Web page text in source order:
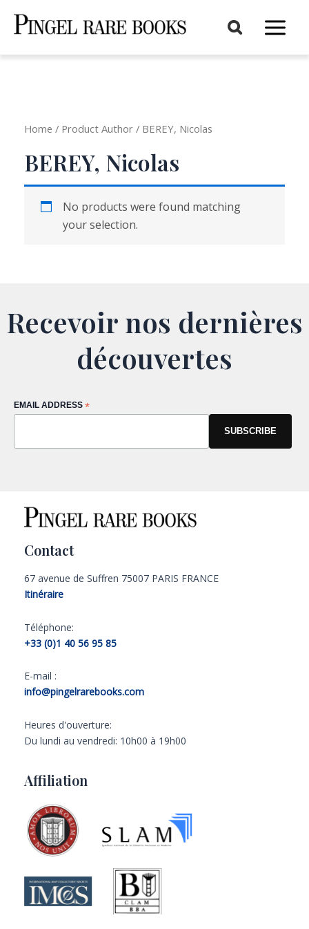
Main
Home / Product Author / BEREY, Nicolas
BEREY, Nicolas
No products were found matching
your selection.
Recevoir nos dernières
découvertes
EMAIL ADDRESS *
Contact
67 avenue de Suffren 75007 PARIS FRANCE
Itinéraire
Téléphone:
+33 (0)1 40 56 95 85
E-mail :
info@pingelrarebooks.com
Heures d'ouverture:
Du lundi au vendredi: 10h00 à 19h00
Affiliation